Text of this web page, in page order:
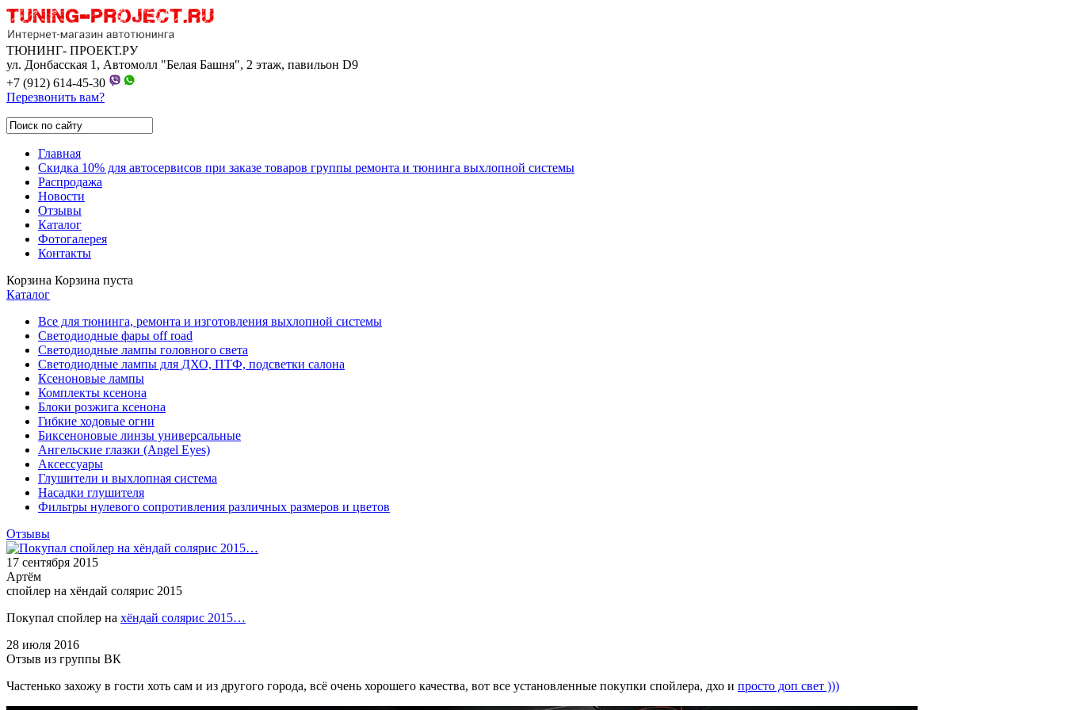
ТЮНИНГ- ПРОЕКТ.РУ
ул. Донбасская 1, Автомолл "Белая Башня", 2 этаж, павильон D9
+7 (912) 614-45-30
Перезвонить вам?
Главная
Скидка 10% для автосервисов при заказе товаров группы ремонта и тюнинга выхлопной системы
Распродажа
Новости
Отзывы
Каталог
Фотогалерея
Контакты
Корзина Корзина пуста
Каталог
Все для тюнинга, ремонта и изготовления выхлопной системы
Светодиодные фары off road
Светодиодные лампы головного света
Светодиодные лампы для ДХО, ПТФ, подсветки салона
Ксеноновые лампы
Комплекты ксенона
Блоки розжига ксенона
Гибкие ходовые огни
Биксеноновые линзы универсальные
Ангельские глазки (Angel Eyes)
Аксессуары
Глушители и выхлопная система
Насадки глушителя
Фильтры нулевого сопротивления различных размеров и цветов
Отзывы
17 сентября 2015
Артём
спойлер на хёндай солярис 2015
Покупал спойлер на хёндай солярис 2015…
28 июля 2016
Отзыв из группы ВК
Частенько захожу в гости хоть сам и из другого города, всё очень хорошего качества, вот все установленные покупки спойлера, дхо и просто доп свет )))